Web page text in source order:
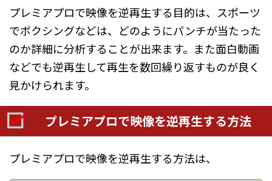
プレミアプロで映像を逆再生する目的は、スポーツ
でボクシングなどは、どのようにパンチが当たった
のか詳細に分析することが出来ます。また面白動画
などでも逆再生して再生を数回繰り返すものが良く
見かけられます。
プレミアプロで映像を逆再生する方法
プレミアプロで映像を逆再生する方法は、